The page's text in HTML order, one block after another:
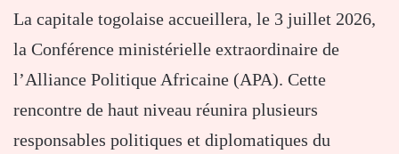
La capitale togolaise accueillera, le 3 juillet 2026,
la Conférence ministérielle extraordinaire de
l’Alliance Politique Africaine (APA). Cette
rencontre de haut niveau réunira plusieurs
responsables politiques et diplomatiques du